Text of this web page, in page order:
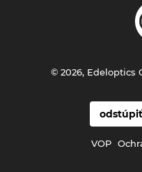
VOP
© 2026, Edeloptics